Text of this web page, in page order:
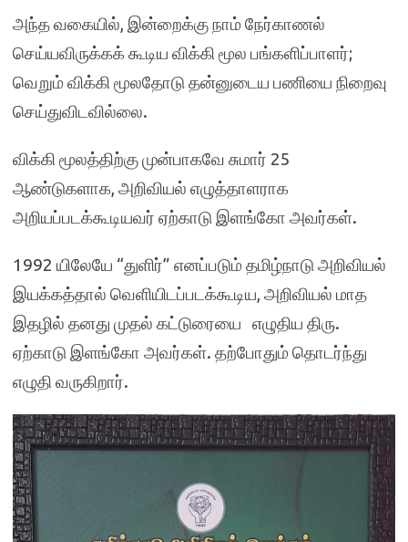
அந்த வகையில், இன்றைக்கு நாம் நேர்காணல்
செய்யவிருக்கக் கூடிய விக்கி மூல பங்களிப்பாளர்;
வெறும் விக்கி மூலதோடு தன்னுடைய பணியை நிறைவு
செய்துவிடவில்லை.
விக்கி மூலத்திற்கு முன்பாகவே சுமார் 25
ஆண்டுகளாக, அறிவியல் எழுத்தாளராக
அறியப்படக்கூடியவர் ஏற்காடு இளங்கோ அவர்கள்.
1992 யிலேயே “துளிர்” எனப்படும் தமிழ்நாடு அறிவியல்
இயக்கத்தால் வெளியிடப்படக்கூடிய, அறிவியல் மாத
இதழில் தனது முதல் கட்டுரையை எழுதிய திரு.
ஏற்காடு இளங்கோ அவர்கள். தற்போதும் தொடர்ந்து
எழுதி வருகிறார்.